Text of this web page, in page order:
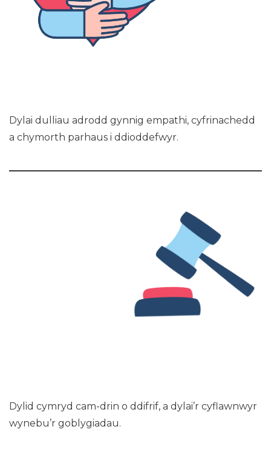
Dylai dulliau adrodd gynnig empathi, cyfrinachedd
a chymorth parhaus i ddioddefwyr.
Dylid cymryd cam-drin o ddifrif, a dylai’r cyflawnwyr
wynebu’r goblygiadau.